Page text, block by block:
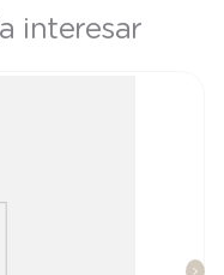
interesar